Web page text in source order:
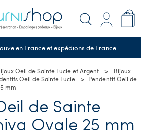
en France et expédions de France.
Oeil de Sainte Lucie et Argent
Bijoux
Oeil de Sainte Lucie
Pendentif Oeil de
mm
de Sainte
Ovale 25 mm